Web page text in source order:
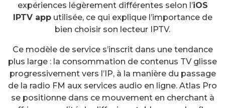
expériences légèrement différentes selon l’iOS
IPTV apputilisée, ce qui explique l’importance de
bien choisir son lecteur IPTV.
Ce modèle de service s’inscrit dans une tendance
plus large : la consommation de contenus TV glisse
progressivement vers l’IP, à la manière du passage
de la radio FM aux services audio en ligne. Atlas Pro
se positionne dans ce mouvement en cherchant à